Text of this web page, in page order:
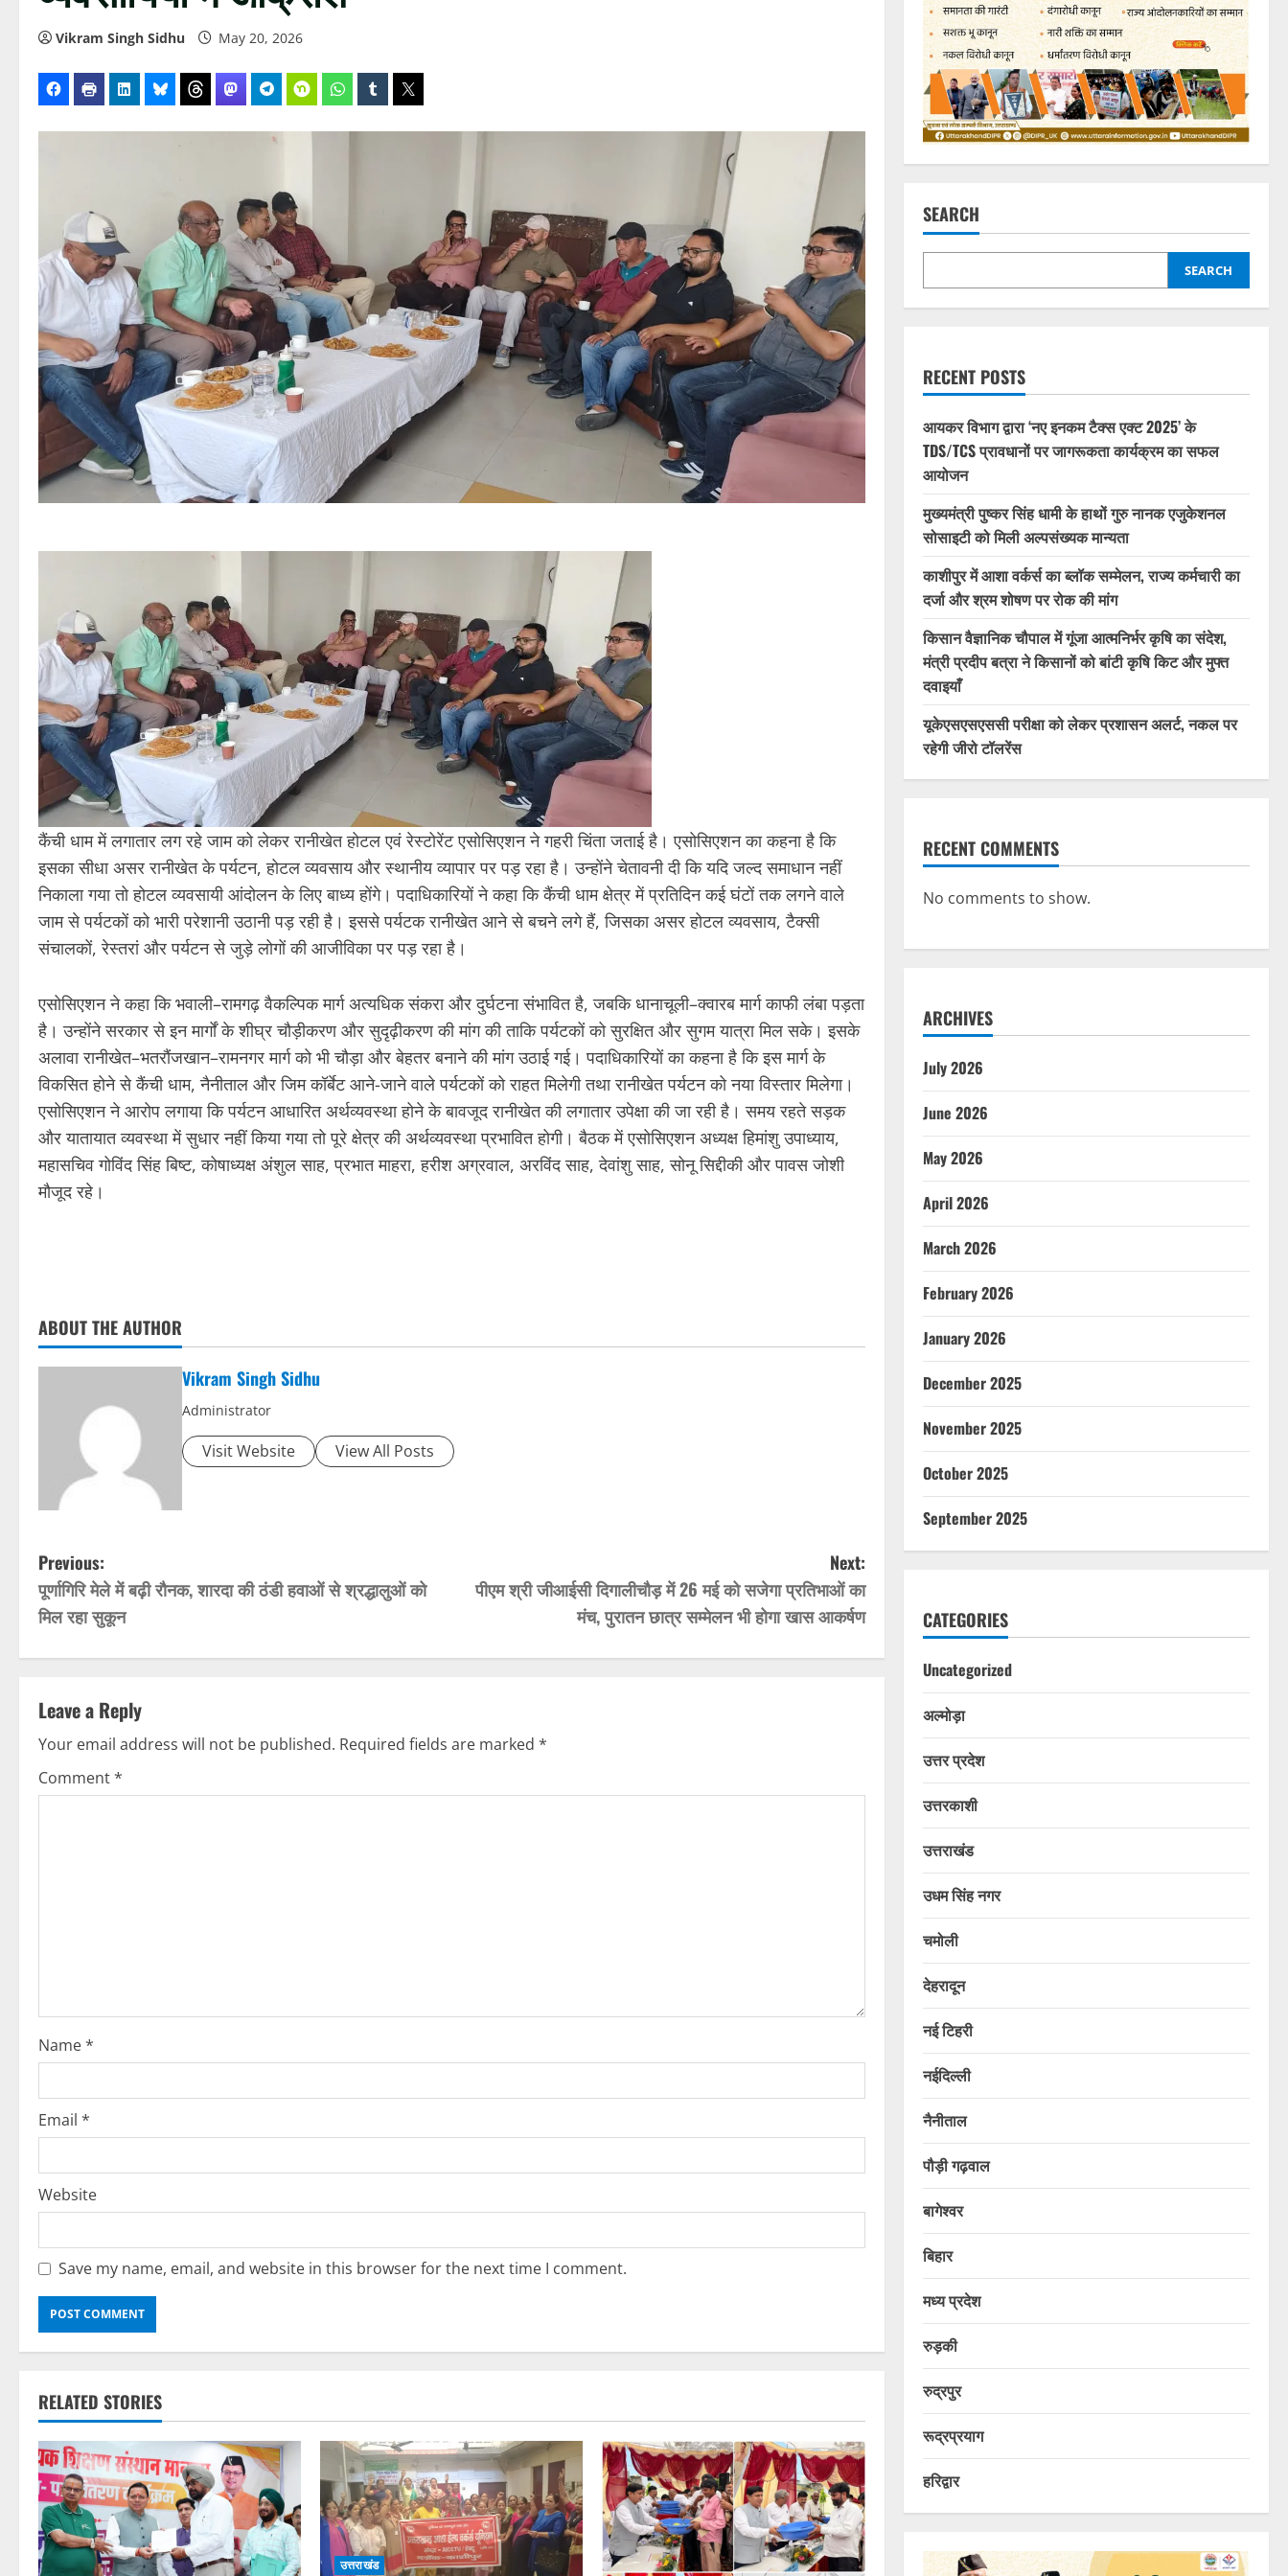
Vikram Singh Sidhu May 20, 2026
कैंची धाम में लगातार लग रहे जाम को लेकर रानीखेत होटल एवं रेस्टोरेंट एसोसिएशन ने गहरी चिंता जताई है। एसोसिएशन का कहना है कि
इसका सीधा असर रानीखेत के पर्यटन, होटल व्यवसाय और स्थानीय व्यापार पर पड़ रहा है। उन्होंने चेतावनी दी कि यदि जल्द समाधान नहीं
निकाला गया तो होटल व्यवसायी आंदोलन के लिए बाध्य होंगे। पदाधिकारियों ने कहा कि कैंची धाम क्षेत्र में प्रतिदिन कई घंटों तक लगने वाले
जाम से पर्यटकों को भारी परेशानी उठानी पड़ रही है। इससे पर्यटक रानीखेत आने से बचने लगे हैं, जिसका असर होटल व्यवसाय, टैक्सी
संचालकों, रेस्तरां और पर्यटन से जुड़े लोगों की आजीविका पर पड़ रहा है।
एसोसिएशन ने कहा कि भवाली–रामगढ़ वैकल्पिक मार्ग अत्यधिक संकरा और दुर्घटना संभावित है, जबकि धानाचूली–क्वारब मार्ग काफी लंबा पड़ता
है। उन्होंने सरकार से इन मार्गों के शीघ्र चौड़ीकरण और सुदृढ़ीकरण की मांग की ताकि पर्यटकों को सुरक्षित और सुगम यात्रा मिल सके। इसके
अलावा रानीखेत–भतरौंजखान–रामनगर मार्ग को भी चौड़ा और बेहतर बनाने की मांग उठाई गई। पदाधिकारियों का कहना है कि इस मार्ग के
विकसित होने से कैंची धाम, नैनीताल और जिम कॉर्बेट आने-जाने वाले पर्यटकों को राहत मिलेगी तथा रानीखेत पर्यटन को नया विस्तार मिलेगा।
एसोसिएशन ने आरोप लगाया कि पर्यटन आधारित अर्थव्यवस्था होने के बावजूद रानीखेत की लगातार उपेक्षा की जा रही है। समय रहते सड़क
और यातायात व्यवस्था में सुधार नहीं किया गया तो पूरे क्षेत्र की अर्थव्यवस्था प्रभावित होगी। बैठक में एसोसिएशन अध्यक्ष हिमांशु उपाध्याय,
महासचिव गोविंद सिंह बिष्ट, कोषाध्यक्ष अंशुल साह, प्रभात माहरा, हरीश अग्रवाल, अरविंद साह, देवांशु साह, सोनू सिद्दीकी और पावस जोशी
मौजूद रहे।
ABOUT THE AUTHOR
Vikram Singh Sidhu
Administrator
Visit Website View All Posts
P
o
s
n
a
v
i
o
n
Previous:
पूर्णागिरि मेले में बढ़ी रौनक, शारदा की ठंडी हवाओं से श्रद्धालुओं को
मिल रहा सुकून
Next:
पीएम श्री जीआईसी दिगालीचौड़ में 26 मई को सजेगा प्रतिभाओं का
मंच, पुरातन छात्र सम्मेलन भी होगा खास आकर्षण
Leave a Reply
Your email address will not be published. Required fields are marked *
Comment*
Name*
Email *
Website
Save my name, email, and website in this browser for the next time I comment.
RELATED STORIES
उत्तराखंड
SEARCH
SEARCH
RECENT POSTS
आयकर विभाग द्वारा ‘नए इनकम टैक्स एक्ट 2025’ के
TDS/TCS प्रावधानों पर जागरूकता कार्यक्रम का सफल
आयोजन
मुख्यमंत्री पुष्कर सिंह धामी के हाथों गुरु नानक एजुकेशनल
सोसाइटी को मिली अल्पसंख्यक मान्यता
काशीपुर में आशा वर्कर्स का ब्लॉक सम्मेलन, राज्य कर्मचारी का
दर्जा और श्रम शोषण पर रोक की मांग
किसान वैज्ञानिक चौपाल में गूंजा आत्मनिर्भर कृषि का संदेश,
मंत्री प्रदीप बत्रा ने किसानों को बांटी कृषि किट और मुफ्त
दवाइयाँ
यूकेएसएसएससी परीक्षा को लेकर प्रशासन अलर्ट, नकल पर
रहेगी जीरो टॉलरेंस
RECENT COMMENTS
No comments to show.
ARCHIVES
July 2026
June 2026
May 2026
April 2026
March 2026
February 2026
January 2026
December 2025
November 2025
October 2025
September 2025
CATEGORIES
Uncategorized
अल्मोड़ा
उत्तर प्रदेश
उत्तरकाशी
उत्तराखंड
उधम सिंह नगर
चमोली
देहरादून
नई टिहरी
नईदिल्ली
नैनीताल
पौड़ी गढ़वाल
बागेश्वर
बिहार
मध्य प्रदेश
रुड़की
रुद्रपुर
रूद्रप्रयाग
हरिद्वार